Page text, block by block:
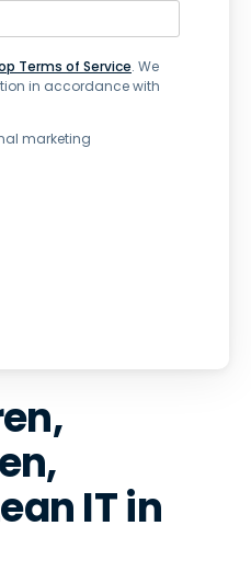
Terms of Service. We
in accordance with
marketing
IT in